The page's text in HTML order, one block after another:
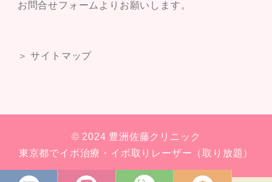
お問合せフォームよりお願いします。
＞ サイトマップ
© 2024 豊洲佐藤クリニック
東京都でイボ治療・イボ取りレーザー（取り放題）